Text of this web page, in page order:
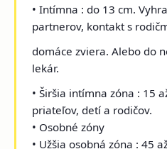
• Intímna : do 13 cm.
partnerov, kontakt s
domáce zviera. Alebo do
lekár.
• Širšia intímna zóna : 15
priateľov, detí a rodičov.
• Osobné zóny
• Užšia osobná zóna : 45